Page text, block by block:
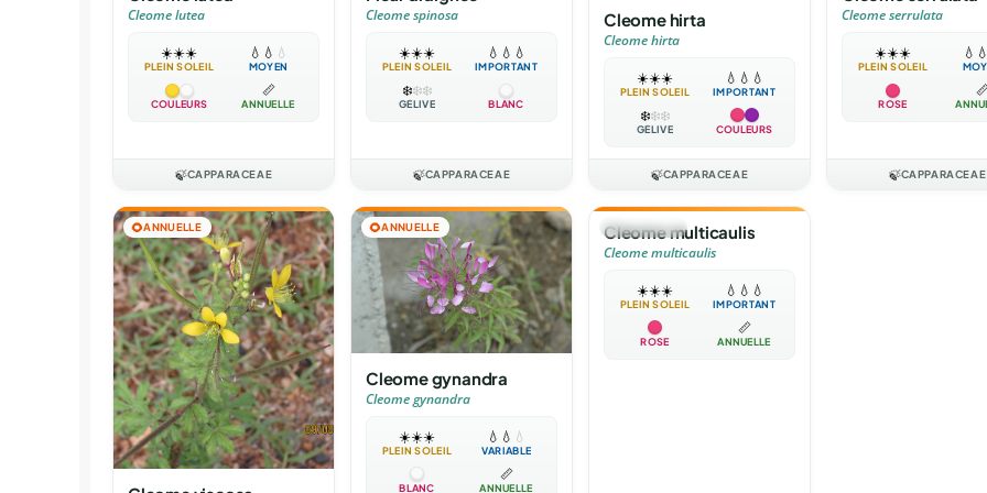
Cleome lutea
☀️☀️☀️
PLEIN SOLEIL
💧 💧 💧
MOYEN
COULEURS
📏
ANNUELLE
🍃CAPPARACEAE
Cleome spinosa
☀️☀️☀️
PLEIN SOLEIL
💧 💧 💧
IMPORTANT
❄️❄️❄️
GÉLIVE BLANC
🍃CAPPARACEAE
Cleome hirta
Cleome hirta
☀️☀️☀️
PLEIN SOLEIL
💧 💧 💧
IMPORTANT
❄️❄️❄️
GÉLIVE COULEURS
🍃CAPPARACEAE
Cleome serrulata
☀️☀️☀️
PLEIN SOLEIL
💧 💧
ROSE
🍃CAPPARACEAE
🌻ANNUELLE 🌻ANNUELLE
Cleome gynandra
Cleome gynandra
☀️☀️☀️
PLEIN SOLEIL
💧 💧 💧
VARIABLE
BLANC
📏
ANNUELLE
🌻ANNUELLE
Cleome multicaulis
Cleome multicaulis
☀️☀️☀️
PLEIN SOLEIL
💧 💧 💧
IMPORTANT
ROSE
📏
ANNUELLE